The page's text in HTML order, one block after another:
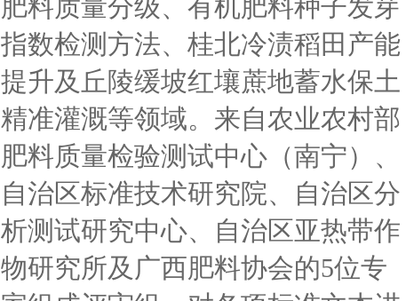
肥料质量分级、有机肥料种子发芽
指数检测方法、桂北冷渍稻田产能
提升及丘陵缓坡红壤蔗地蓄水保土
精准灌溉等领域。来自农业农村部
肥料质量检验测试中心（南宁）、
自治区标准技术研究院、自治区分
析测试研究中心、自治区亚热带作
物研究所及广西肥料协会的5位专